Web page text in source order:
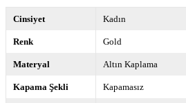
Cinsiyet Kadın
Renk Gold
Materyal Altın Kaplama
Kapama Şekli Kapamasız